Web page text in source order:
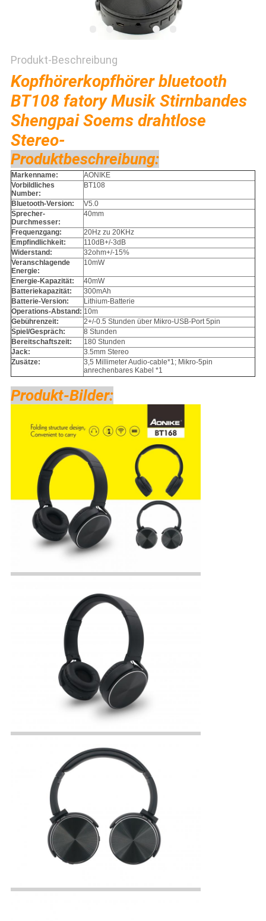
Produkt-Beschreibung
Kopfhörerkopfhörer bluetooth
BT108 fatory Musik Stirnbandes
Shengpai Soems drahtlose
Stereo-
Produktbeschreibung:
Markenname:
AONIKE
Vorbildliches
Number:
BT108
Bluetooth-Version:
V5.0
Sprecher-
Durchmesser:
40mm
Frequenzgang:
20Hz zu 20KHz
Empfindlichkeit:
110dB+/-3dB
Widerstand:
32ohm+/-15%
Veranschlagende
Energie:
10mW
Energie-Kapazität:
40mW
Batteriekapazität:
300mAh
Batterie-Version:
Lithium-Batterie
Operations-Abstand: 10m
Gebührenzeit:
2+/-0.5 Stunden über Mikro-USB-Port 5pin
Spiel/Gespräch:
8 Stunden
Bereitschaftszeit:
180 Stunden
Jack:
3.5mm Stereo
Zusätze:
3,5 Millimeter Audio-cable*1; Mikro-5pin
anrechenbares Kabel *1
Produkt-Bilder: